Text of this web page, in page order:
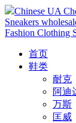
Chinese UA
Sneakers
Fashion Clothing
首页
鞋类
耐克
阿迪
万斯
匡威